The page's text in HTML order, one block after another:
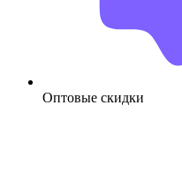
Оптовые скидки